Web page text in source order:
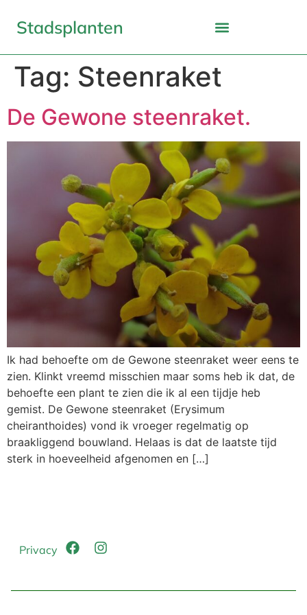
Stadsplanten
Tag: Steenraket
De Gewone steenraket.
Ik had behoefte om de Gewone steenraket weer eens te
zien. Klinkt vreemd misschien maar soms heb ik dat, de
behoefte een plant te zien die ik al een tijdje heb
gemist. De Gewone steenraket (Erysimum
cheiranthoides) vond ik vroeger regelmatig op
braakliggend bouwland. Helaas is dat de laatste tijd
sterk in hoeveelheid afgenomen en […]
Privacy